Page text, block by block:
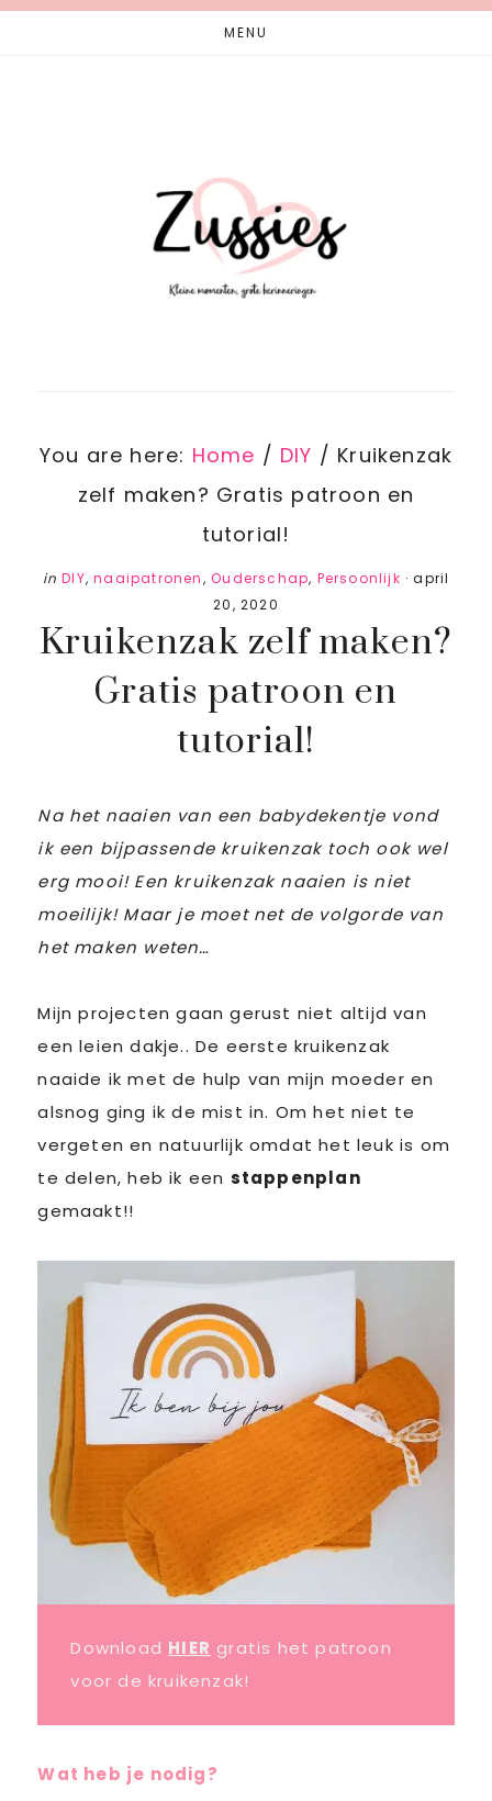
Skip
Skip
MENU
You are here: Home / DIY / Kruikenzak
zelf maken? Gratis patroon en
tutorial!
in DIY,naaipatronen,Ouderschap, Persoonlijk ·april
20, 2020
Kruikenzak zelf maken?
Gratis patroon en
tutorial!
Na het naaien van een babydekentje vond
ik een bijpassende kruikenzak toch ook wel
erg mooi! Een kruikenzak naaien is niet
moeilijk! Maar je moet net de volgorde van
het maken weten…
Mijn projecten gaan gerust niet altijd van
een leien dakje.. De eerste kruikenzak
naaide ik met de hulp van mijn moeder en
alsnog ging ik de mist in. Om het niet te
vergeten en natuurlijk omdat het leuk is om
te delen, heb ik een stappenplan
gemaakt!!
Download HIER gratis het patroon
voor de kruikenzak!
Wat heb je nodig?